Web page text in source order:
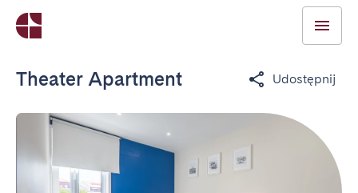
Theater Apartment Udostępnij